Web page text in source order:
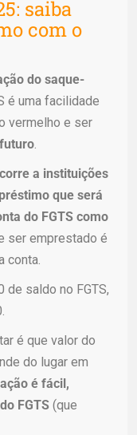
saiba
com o
do saque-
é uma facilidade
vermelho e ser
a instituições
que será
do FGTS como
ser emprestado é
conta.
de saldo no FGTS,
é que valor do
do lugar em
é fácil,
FGTS (que